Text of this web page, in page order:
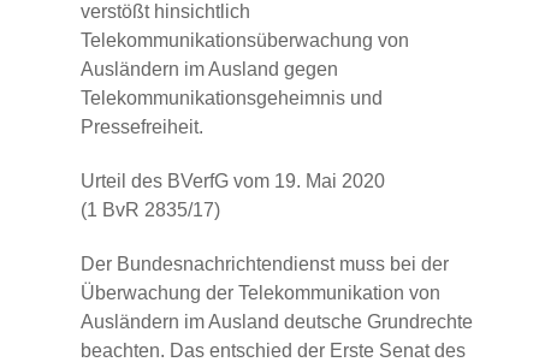
verstößt hinsichtlich
Telekommunikationsüberwachung von
Ausländern im Ausland gegen
Telekommunikationsgeheimnis und
Pressefreiheit.
Urteil des BVerfG vom 19. Mai 2020
(1 BvR 2835/17)
Der Bundesnachrichtendienst muss bei der
Überwachung der Telekommunikation von
Ausländern im Ausland deutsche Grundrechte
beachten. Das entschied der Erste Senat des